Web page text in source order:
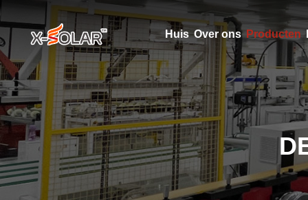
Huis Over ons Producten